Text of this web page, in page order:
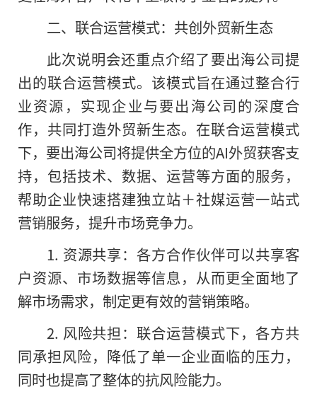
二、联合运营模式：共创外贸新生态
此次说明会还重点介绍了要出海公司提
出的联合运营模式。该模式旨在通过整合行
业资源，实现企业与要出海公司的深度合
作，共同打造外贸新生态。在联合运营模式
下，要出海公司将提供全方位的AI外贸获客支
持，包括技术、数据、运营等方面的服务，
帮助企业快速搭建独立站＋社媒运营一站式
营销服务，提升市场竞争力。
1. 资源共享：各方合作伙伴可以共享客
户资源、市场数据等信息，从而更全面地了
解市场需求，制定更有效的营销策略。
2. 风险共担：联合运营模式下，各方共
同承担风险，降低了单一企业面临的压力，
同时也提高了整体的抗风险能力。